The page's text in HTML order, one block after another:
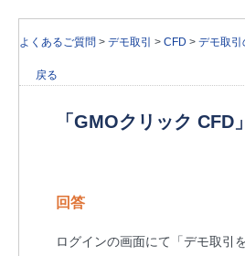
よくあるご質問 > デモ取引 > CFD > デモ取引
戻る
「GMOクリック
回答
ログインの画面にて「デモ取引